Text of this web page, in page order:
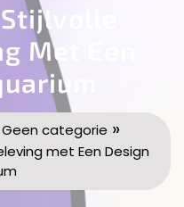
Met Een
Geen categorie »
met Een Design